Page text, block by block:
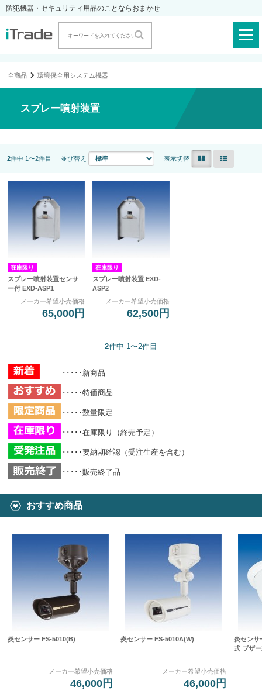
防犯機器・セキュリティ用品のことならおまかせ
全商品 環境保全用システム機器
スプレー噴射装置
2件中 1〜2件目 並び替え 表示切替
在庫限り
スプレー噴射装置センサ
ー付 EXD-ASP1
メーカー希望小売価格
65,000円
在庫限り
スプレー噴射装置 EXD-
ASP2
メーカー希望小売価格
62,500円
2件中 1〜2件目
･････新商品
･････特価商品
･････数量限定
･････在庫限り（終売予定）
･････要納期確認（受注生産を含む）
･････販売終了品
おすすめ商品
炎センサー FS-5010(B)
メーカー希望小売価格
46,000円
炎センサー FS-5010A(W)
メーカー希望小売価格
46,000円
炎センサ
式 ブザ